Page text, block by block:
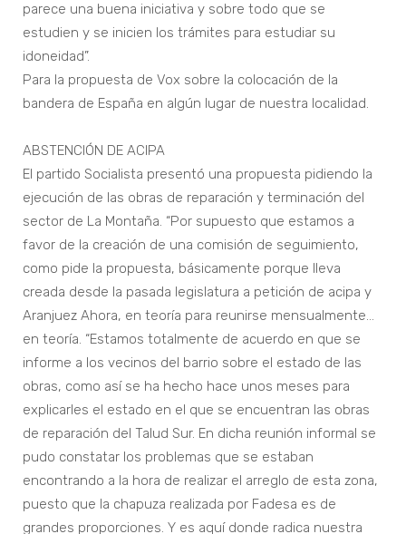
parece una buena iniciativa y sobre todo que se
estudien y se inicien los trámites para estudiar su
idoneidad”.
Para la propuesta de Vox sobre la colocación de la
bandera de España en algún lugar de nuestra localidad.
ABSTENCIÓN DE ACIPA
El partido Socialista presentó una propuesta pidiendo la
ejecución de las obras de reparación y terminación del
sector de La Montaña. “Por supuesto que estamos a
favor de la creación de una comisión de seguimiento,
como pide la propuesta, básicamente porque lleva
creada desde la pasada legislatura a petición de acipa y
Aranjuez Ahora, en teoría para reunirse mensualmente…
en teoría. “Estamos totalmente de acuerdo en que se
informe a los vecinos del barrio sobre el estado de las
obras, como así se ha hecho hace unos meses para
explicarles el estado en el que se encuentran las obras
de reparación del Talud Sur. En dicha reunión informal se
pudo constatar los problemas que se estaban
encontrando a la hora de realizar el arreglo de esta zona,
puesto que la chapuza realizada por Fadesa es de
grandes proporciones. Y es aquí donde radica nuestra